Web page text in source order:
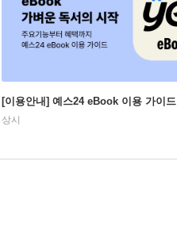
[이용안내] 예스24 eBook 이용 가이드
상시